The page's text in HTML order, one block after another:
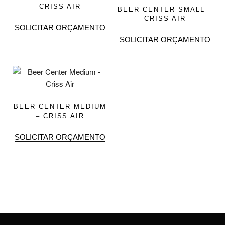
CRISS AIR
SOLICITAR ORÇAMENTO
BEER CENTER SMALL –
CRISS AIR
SOLICITAR ORÇAMENTO
BEER CENTER MEDIUM
– CRISS AIR
SOLICITAR ORÇAMENTO